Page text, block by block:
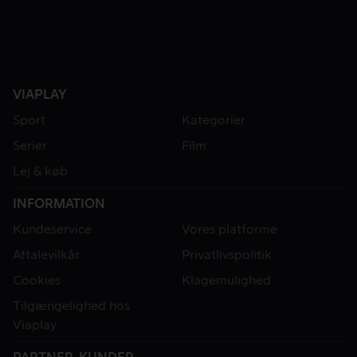
VIAPLAY
Sport
Kategorier
Serier
Film
Lej & køb
INFORMATION
Kundeservice
Vores platforme
Aftalevilkår
Privatlivspolitik
Cookies
Klagemulighed
Tilgængelighed hos
Viaplay